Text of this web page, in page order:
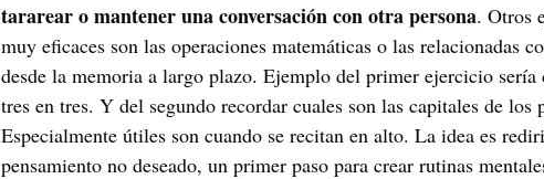
tararear o mantener una conversación con otra persona. Otros
muy eficaces son las operaciones matemáticas o las relacionadas
desde la memoria a largo plazo. Ejemplo del primer ejercicio sería
tres en tres. Y del segundo recordar cuales son las capitales de los
Especialmente útiles son cuando se recitan en alto. La idea es
pensamiento no deseado, un primer paso para crear rutinas